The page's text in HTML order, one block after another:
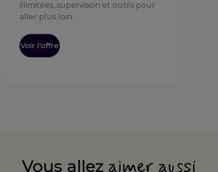
illimitées, supervision et outils pour
aller plus loin.
Voir l'offre
Vous allez aimer aussi